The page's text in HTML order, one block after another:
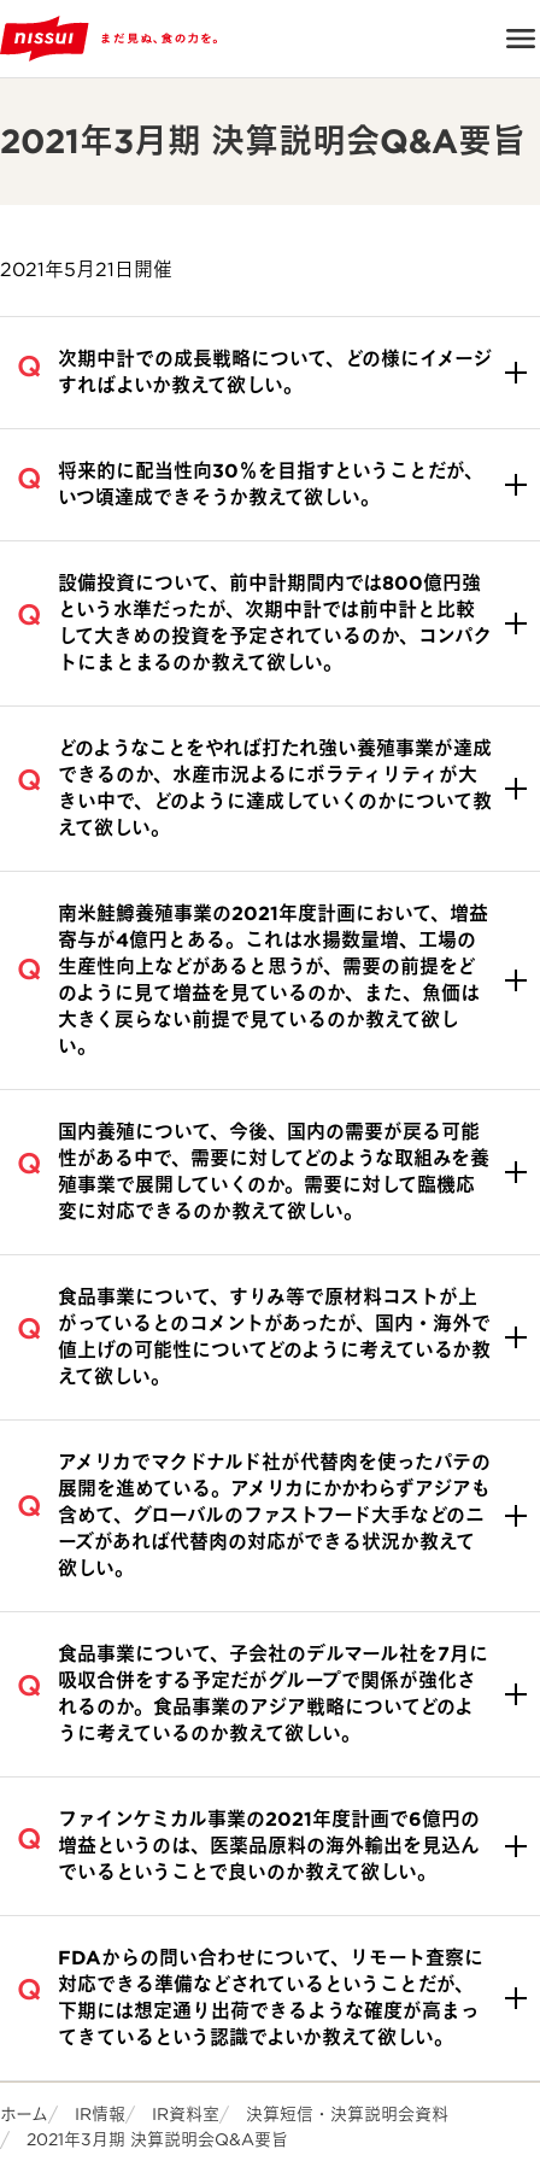
2021年3月期 決算説明会Q&A要旨
2021年5月21日開催
次期中計での成長戦略について、どの様にイメージ
すればよいか教えて欲しい。
将来的に配当性向30％を目指すということだが、
いつ頃達成できそうか教えて欲しい。
設備投資について、前中計期間内では800億円強
という水準だったが、次期中計では前中計と比較
して大きめの投資を予定されているのか、コンパク
トにまとまるのか教えて欲しい。
どのようなことをやれば打たれ強い養殖事業が達成
できるのか、水産市況よるにボラティリティが大
きい中で、どのように達成していくのかについて教
えて欲しい。
南米鮭鱒養殖事業の2021年度計画において、増益
寄与が4億円とある。これは水揚数量増、工場の
生産性向上などがあると思うが、需要の前提をど
のように見て増益を見ているのか、また、魚価は
大きく戻らない前提で見ているのか教えて欲し
い。
国内養殖について、今後、国内の需要が戻る可能
性がある中で、需要に対してどのような取組みを養
殖事業で展開していくのか。需要に対して臨機応
変に対応できるのか教えて欲しい。
食品事業について、すりみ等で原材料コストが上
がっているとのコメントがあったが、国内・海外で
値上げの可能性についてどのように考えているか教
えて欲しい。
アメリカでマクドナルド社が代替肉を使ったパテの
展開を進めている。アメリカにかかわらずアジアも
含めて、グローバルのファストフード大手などのニ
ーズがあれば代替肉の対応ができる状況か教えて
欲しい。
食品事業について、子会社のデルマール社を7月に
吸収合併をする予定だがグループで関係が強化さ
れるのか。食品事業のアジア戦略についてどのよ
うに考えているのか教えて欲しい。
ファインケミカル事業の2021年度計画で6億円の
増益というのは、医薬品原料の海外輸出を見込ん
でいるということで良いのか教えて欲しい。
FDAからの問い合わせについて、リモート査察に
対応できる準備などされているということだが、
下期には想定通り出荷できるような確度が高まっ
てきているという認識でよいか教えて欲しい。
ホーム IR情報 IR資料室
決算短信・決算説明会資料
2021年3月期 決算説明会Q&A要旨